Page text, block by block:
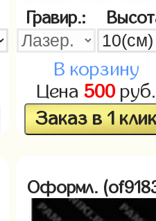
Гравир.:
В корзину
Цена 500руб.
Заказ в 1
Оформл.